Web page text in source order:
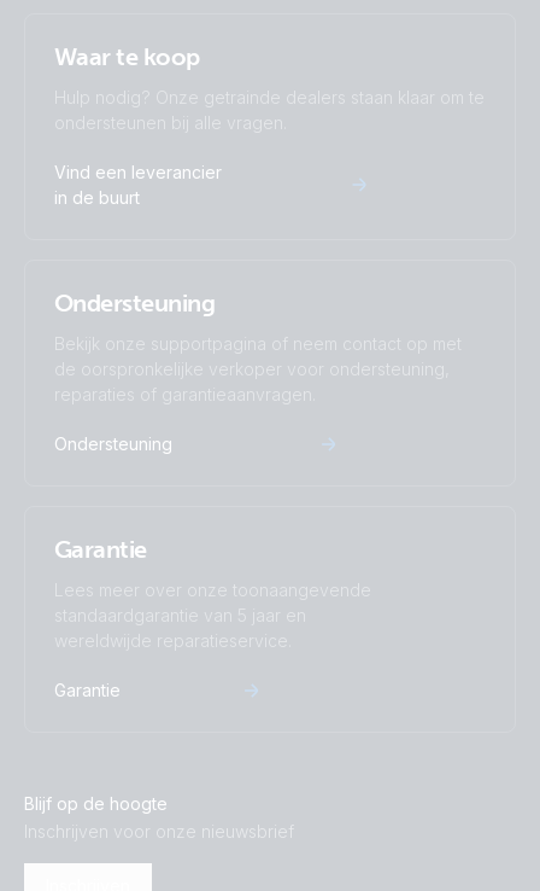
Waar te koop
Hulp nodig? Onze getrainde dealers staan klaar om te
ondersteunen bij alle vragen.
Vind een leverancier
in de buurt
Ondersteuning
Bekijk onze supportpagina of neem contact op met
de oorspronkelijke verkoper voor ondersteuning,
reparaties of garantieaanvragen.
Ondersteuning
Garantie
Lees meer over onze toonaangevende
standaardgarantie van 5 jaar en
wereldwijde reparatieservice.
Garantie
Blijf op de hoogte
Inschrijven voor onze nieuwsbrief